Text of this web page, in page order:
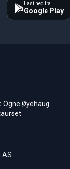
Last ned fra
Google Play
Ogne Øyehaug
AS